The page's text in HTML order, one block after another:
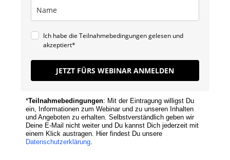
Ich habe die Teilnahmebedingungen gelesen und
akzeptiert*
JETZT FÜRS WEBINAR ANMELDEN
*Teilnahmebedingungen: Mit der Eintragung willigst Du
ein, Informationen zum Webinar und zu unseren Inhalten
und Angeboten zu erhalten. Selbstverständlich geben wir
Deine E-Mail nicht weiter und Du kannst Dich jederzeit mit
einem Klick austragen. Hier findest Du unsere
Datenschutzerklärung